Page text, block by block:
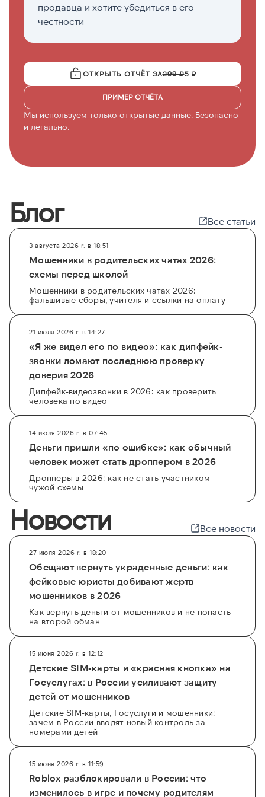
продавца и хотите убедиться в его
честности
ОТКРЫТЬ ОТЧЁТ ЗА299 ₽5 ₽
ПРИМЕР ОТЧЁТА
Мы используем только открытые данные. Безопасно
и легально.
Блог Все статьи
3 августа 2026 г. в 18:51
Мошенники в родительских чатах 2026:
схемы перед школой
Мошенники в родительских чатах 2026:
фальшивые сборы, учителя и ссылки на оплату
21 июля 2026 г. в 14:27
«Я же видел его по видео»: как дипфейк-
звонки ломают последнюю проверку
доверия 2026
Дипфейк-видеозвонки в 2026: как проверить
человека по видео
14 июля 2026 г. в 07:45
Деньги пришли «по ошибке»: как обычный
человек может стать дроппером в 2026
Дропперы в 2026: как не стать участником
чужой схемы
Новости Все новости
27 июля 2026 г. в 18:20
Обещают вернуть украденные деньги: как
фейковые юристы добивают жертв
мошенников в 2026
Как вернуть деньги от мошенников и не попасть
на второй обман
15 июня 2026 г. в 12:12
Детские SIM-карты и «красная кнопка» на
Госуслугах: в России усиливают защиту
детей от мошенников
Детские SIM-карты, Госуслуги и мошенники:
зачем в России вводят новый контроль за
номерами детей
15 июня 2026 г. в 11:59
Roblox разблокировали в России: что
изменилось в игре и почему родителям